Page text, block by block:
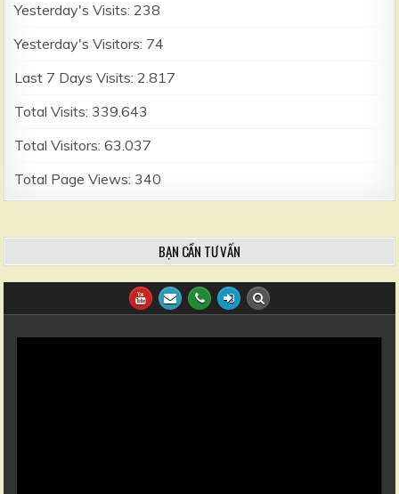
Yesterday's Visits: 238
Yesterday's Visitors: 74
Last 7 Days Visits: 2.817
Total Visits: 339.643
Total Visitors:63.037
Total Page Views: 340
BẠN CẦN TƯ VẤN